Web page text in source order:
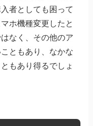
者としても困って
ホ機種変更したと
なく、その他のア
ともあり、なかな
もあり得るでしょ